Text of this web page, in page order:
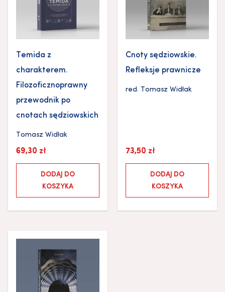
Temida z
charakterem.
Filozoficznoprawny
przewodnik po
cnotach sędziowskich
Tomasz Widłak
69,30 zł
DODAJ DO
KOSZYKA
Cnoty sędziowskie.
Refleksje prawnicze
red. Tomasz Widłak
73,50 zł
DODAJ DO
KOSZYKA